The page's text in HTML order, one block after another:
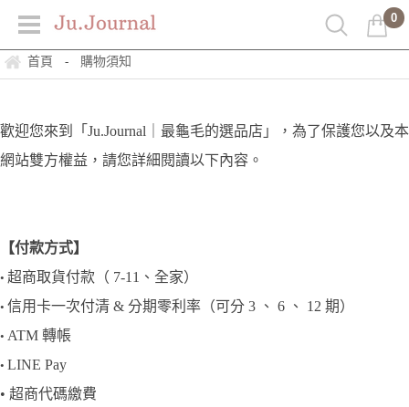
0
首頁 - 購物須知
歡迎您來到「Ju.Journal｜最龜毛的選品店」，為了保護您以及本
網站雙方權益，請您詳細閱讀以下內容。
【付款方式】
• 超商取貨付款（ 7-11、全家）
• 信用卡一次付清 & 分期零利率（可分 3 、 6 、 12 期）
• ATM 轉帳
• LINE Pay
• 超商代碼繳費